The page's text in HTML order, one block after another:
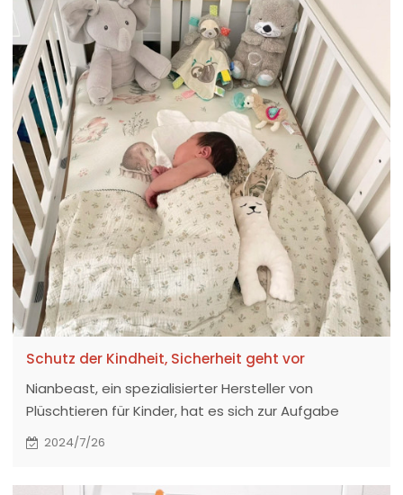
Schutz der Kindheit, Sicherheit geht vor
Nianbeast, ein spezialisierter Hersteller von
Plüschtieren für Kinder, hat es sich zur Aufgabe
gemacht, durch die Verwendung sicherer
2024/7/26